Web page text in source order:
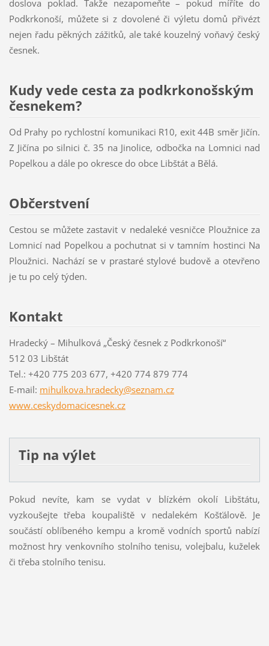
doslova poklad. Takže nezapomeňte – pokud míříte do
Podkrkonoší, můžete si z dovolené či výletu domů přivézt
nejen řadu pěkných zážitků, ale také kouzelný voňavý český
česnek.
Kudy vede cesta za podkrkonošským
česnekem?
Od Prahy po rychlostní komunikaci R10, exit 44B směr Jičín.
Z Jičína po silnici č. 35 na Jinolice, odbočka na Lomnici nad
Popelkou a dále po okresce do obce Libštát a Bělá.
Občerstvení
Cestou se můžete zastavit v nedaleké vesničce Ploužnice za
Lomnicí nad Popelkou a pochutnat si v tamním hostinci Na
Ploužnici. Nachází se v prastaré stylové budově a otevřeno
je tu po celý týden.
Kontakt
Hradecký – Mihulková „Český česnek z Podkrkonoší“
512 03 Libštát
Tel.: +420 775 203 677, +420 774 879 774
E-mail: mihulkova.hradecky@seznam.cz
www.ceskydomacicesnek.cz
Tip na výlet
Pokud nevíte, kam se vydat v blízkém okolí Libštátu,
vyzkoušejte třeba koupaliště v nedalekém Košťálově. Je
součástí oblíbeného kempu a kromě vodních sportů nabízí
možnost hry venkovního stolního tenisu, volejbalu, kuželek
či třeba stolního tenisu.